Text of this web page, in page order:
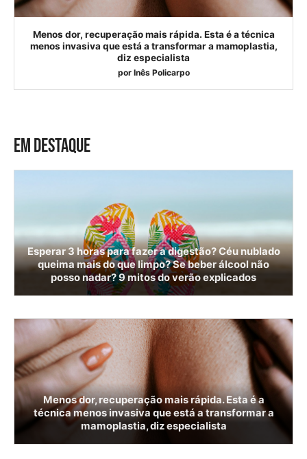
Menos dor, recuperação mais rápida. Esta é a técnica
menos invasiva que está a transformar a mamoplastia,
diz especialista
por Inês Policarpo
EM DESTAQUE
Esperar 3 horas para fazer a digestão? Céu nublado
queima mais do que limpo? Se beber álcool não
posso nadar? 9 mitos do verão explicados
Menos dor, recuperação mais rápida. Esta é a
técnica menos invasiva que está a transformar a
mamoplastia, diz especialista